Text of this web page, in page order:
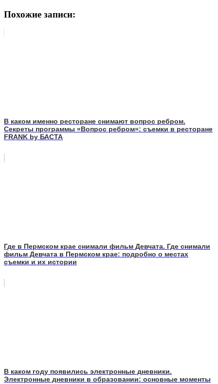
Похожие записи:
В каком именно ресторане снимают вопрос ребром.
Секреты программы «Вопрос ребром»: съемки в ресторане
FRANK by БАСТА
Где в Пермском крае снимали фильм Девчата. Где снимали
фильм Девчата в Пермском крае: подробно о местах
съемки и их истории
В каком году появились электронные дневники.
Электронные дневники в образовании: основные моменты